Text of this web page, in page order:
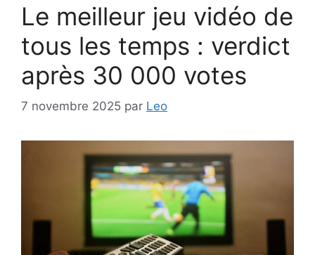
Le meilleur jeu vidéo de
tous les temps : verdict
après 30 000 votes
7 novembre 2025 par Leo